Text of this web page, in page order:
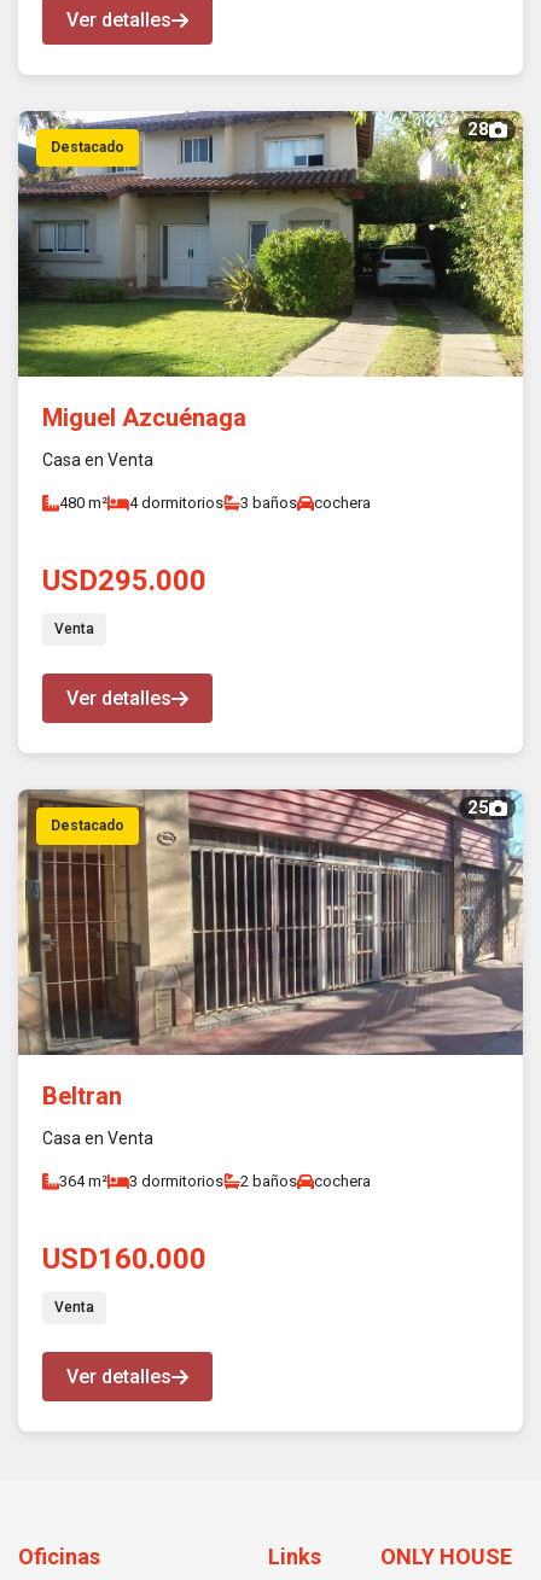
Ver detalles
Destacado
28
Miguel Azcuénaga
Casa en Venta
480 m² 4 dormitorios 3 baños cochera
USD295.000
Venta
Ver detalles
Destacado
25
Beltran
Casa en Venta
364 m² 3 dormitorios 2 baños cochera
USD160.000
Venta
Ver detalles
Oficinas Links
ONLY HOUSE